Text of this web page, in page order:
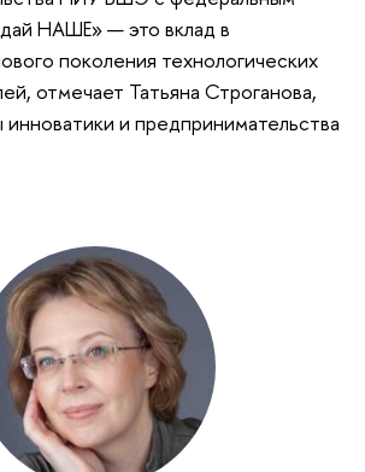
НАШЕ» — это вклад в
поколения технологических
отмечает Татьяна Строганова,
и предпринимательства